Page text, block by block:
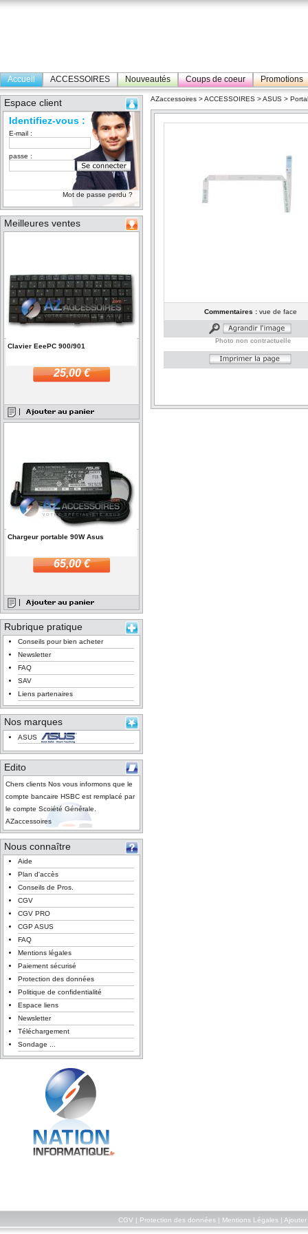
Accueil ACCESSOIRES Nouveautés Coups de coeur Promotions
Espace client
Identifiez-vous :
E-mail :
passe :
Mot de passe perdu ?
Meilleures ventes
Clavier EeePC 900/901
25,00 €
Chargeur portable 90W Asus
65,00 €
Rubrique pratique
Conseils pour bien acheter
Newsletter
FAQ
SAV
Liens partenaires
Nos marques
ASUS
Edito
Chers clients Nos vous informons que le
compte bancaire HSBC est remplacé par
le compte Scoiété Générale.
AZaccessoires
Nous connaître
Aide
Plan d'accès
Conseils de Pros.
CGV
CGV PRO
CGP ASUS
FAQ
Mentions légales
Paiement sécurisé
Protection des données
Politique de confidentialité
Espace liens
Newsletter
Téléchargement
Sondage ...
AZaccessoires >ACCESSOIRES >ASUS >
Commentaires :vue de face
Photo non contractuelle
CGV Protection des données| Mentions Légales| Ajouter